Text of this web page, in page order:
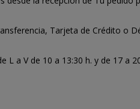
Tarjeta de Crédito o
L a V de 10 a 13:30 h. y de 17 a